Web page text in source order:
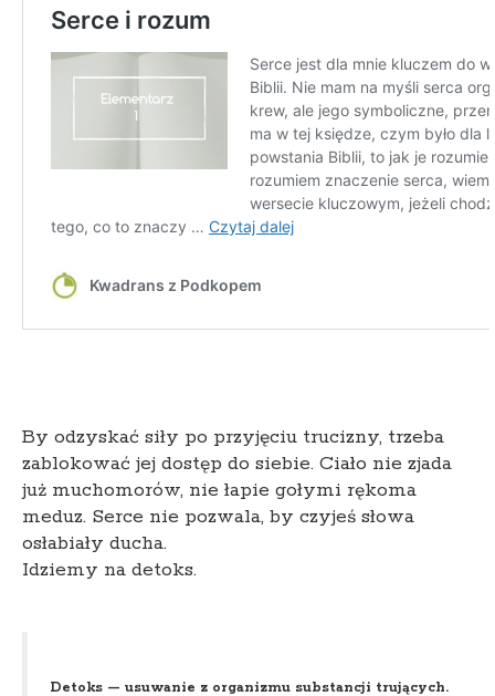
By odzyskać siły po przyjęciu trucizny, trzeba
zablokować jej dostęp do siebie. Ciało nie zjada
już muchomorów, nie łapie gołymi rękoma
meduz. Serce nie pozwala, by czyjeś słowa
osłabiały ducha.
Idziemy na detoks.
Detoks — usuwanie z organizmu substancji trujących.